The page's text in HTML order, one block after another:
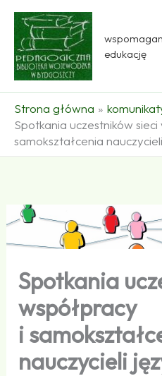
Przejdź
treści
edukację
Strona główna
Spotkania uczestników sieci
samokształcenia
Spotkania
współpracy
i
nauczycieli